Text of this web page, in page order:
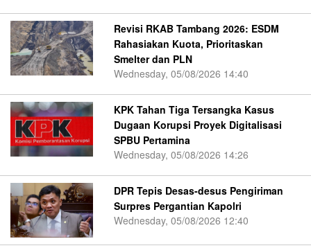
Revisi RKAB Tambang 2026: ESDM
Rahasiakan Kuota, Prioritaskan
Smelter dan PLN
Wednesday, 05/08/2026 14:40
KPK Tahan Tiga Tersangka Kasus
Dugaan Korupsi Proyek Digitalisasi
SPBU Pertamina
Wednesday, 05/08/2026 14:26
DPR Tepis Desas-desus Pengiriman
Surpres Pergantian Kapolri
Wednesday, 05/08/2026 12:40